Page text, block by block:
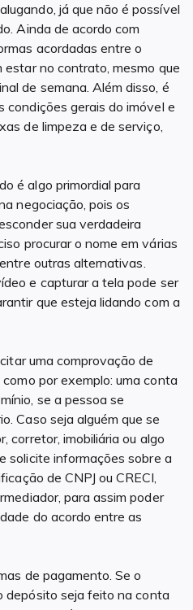
já que não é possível
Ainda de acordo com
acordadas entre o
no contrato, mesmo que
de semana. Além disso, é
gerais do imóvel e
de limpeza e de serviço,
é algo primordial para
negociação, pois os
sua verdadeira
procurar o nome em várias
outras alternativas.
e capturar a tela pode ser
que esteja lidando com a
uma comprovação de
por exemplo: uma conta
se a pessoa se
Caso seja alguém que se
corretor, imobiliária ou algo
solicite informações sobre a
de CNPJ ou CRECI,
para assim poder
do acordo entre as
de pagamento. Se o
depósito seja feito na conta